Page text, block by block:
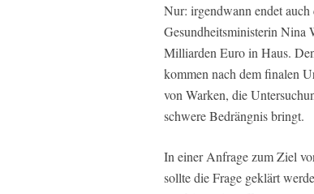
Nur: irgendwann endet
Gesundheitsministerin Nina
Milliarden Euro in Haus.
kommen nach dem finalen
von Warken, die
schwere Bedrängnis bringt.
In einer Anfrage zum Ziel
sollte die Frage geklärt